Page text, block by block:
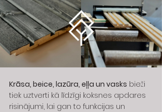
Krāsa, beice, lazūra, eļļa un vasks bieži
tiek uztverti kā līdzīgi koksnes apdares
risinājumi, lai gan to funkcijas un